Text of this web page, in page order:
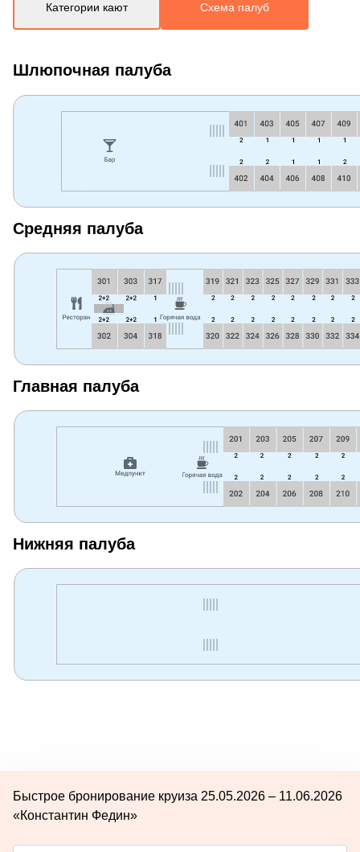
Категории кают Схема палуб
Шлюпочная палуба
Средняя палуба
Главная палуба
Нижняя палуба
Быстрое бронирование круиза 25.05.2026 – 11.06.2026
«Константин Федин»